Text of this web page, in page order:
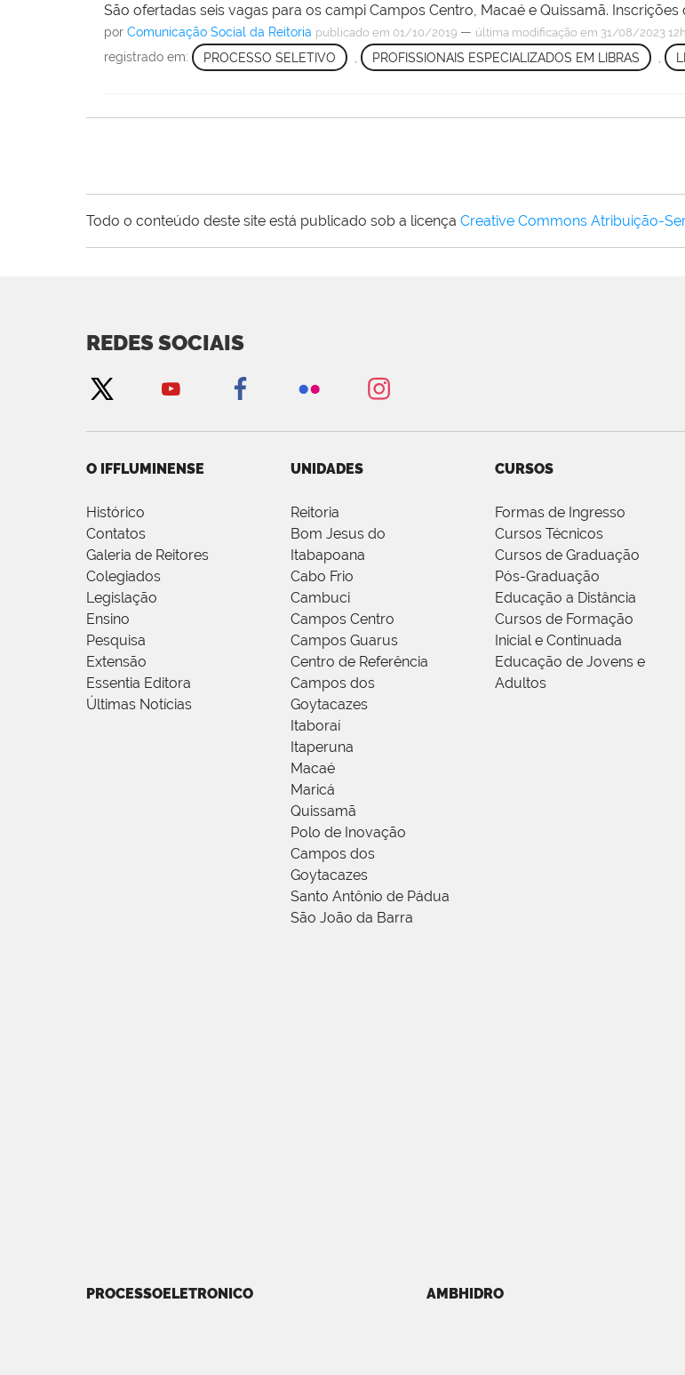
São ofertadas seis vagas para os campi Campos Centro, Macaé e Quissamã.
porComunicação Social da Reitoria publicado em 01/10/2019 — última modificação em 31/08/2023
registrado em: PROCESSO SELETIVO PROFISSIONAIS ESPECIALIZADOS EM LIBRAS
Todo o conteúdo deste site está publicado sob a licença Creative Commons Atribuição-
REDES SOCIAIS
O IFFLUMINENSE
Histórico
Contatos
Galeria de Reitores
Colegiados
Legislação
Ensino
Pesquisa
Extensão
Essentia Editora
Últimas Notícias
UNIDADES
Reitoria
Bom Jesus do
Itabapoana
Cabo Frio
Cambuci
Campos Centro
Campos Guarus
Centro de Referência
Campos dos
Goytacazes
Itaboraí
Itaperuna
Macaé
Maricá
Quissamã
Polo de Inovação
Campos dos
Goytacazes
Santo Antônio de Pádua
São João da Barra
CURSOS
Formas de Ingresso
Cursos Técnicos
Cursos de Graduação
Pós-Graduação
Educação a Distância
Cursos de Formação
Inicial e Continuada
Educação de Jovens e
Adultos
PROCESSOELETRONICO AMBHIDRO